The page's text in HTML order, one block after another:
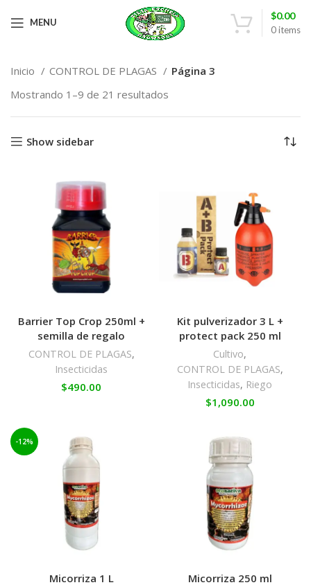
MENU
0items
$0.00
Inicio CONTROL DE PLAGAS
Página 3
Mostrando 1–9 de 21 resultados
Show sidebar
Barrier Top Crop 250ml +
semilla de regalo
CONTROL DE PLAGAS,
Insecticidas
$490.00
Kit pulverizador 3 L +
protect pack 250 ml
Cultivo,
CONTROL DE PLAGAS,
Insecticidas, Riego
$1,090.00
-12%
Micorriza 1 L Micorriza 250 ml